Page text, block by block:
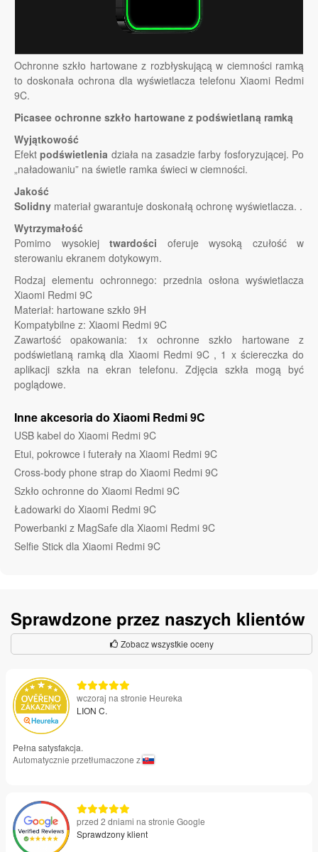
Ochronne szkło hartowane z rozbłyskującą w ciemności ramką
to doskonała ochrona dla wyświetlacza telefonu Xiaomi Redmi
9C.
Picasee ochronne szkło hartowane z podświetlaną ramką
Wyjątkowość
Efektpodświetlenia działa na zasadzie farby fosforyzującej. Po
„naładowaniu” na świetle ramka świeci w ciemności.
Jakość
Solidny materiał gwarantuje doskonałą ochronę wyświetlacza. .
Wytrzymałość
Pomimo wysokiej twardości oferuje wysoką czułość w
sterowaniu ekranem dotykowym.
Rodzaj elementu ochronnego: przednia osłona wyświetlacza
Xiaomi Redmi 9C
Materiał: hartowane szkło 9H
Kompatybilne z: Xiaomi Redmi 9C
Zawartość opakowania: 1x ochronne szkło hartowane z
podświetlaną ramką dla Xiaomi Redmi 9C , 1 x ściereczka do
aplikacji szkła na ekran telefonu. Zdjęcia szkła mogą być
poglądowe.
Inne akcesoria do Xiaomi Redmi 9C
USB kabel do Xiaomi Redmi 9C
Etui, pokrowce i futerały na Xiaomi Redmi 9C
Cross-body phone strap do Xiaomi Redmi 9C
Szkło ochronne do Xiaomi Redmi 9C
Ładowarki do Xiaomi Redmi 9C
Powerbanki z MagSafe dla Xiaomi Redmi 9C
Selfie Stick dla Xiaomi Redmi 9C
Sprawdzone przez naszych klientów
Zobacz wszystkie oceny
wczoraj na stronie Heureka
LION C.
Pełna satysfakcja.
Automatycznie przetłumaczone z
przed 2 dniami na stronie Google
Sprawdzony klient